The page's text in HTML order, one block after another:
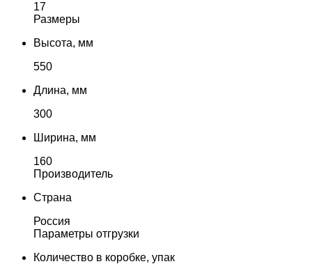
17
Размеры
Высота, мм
550
Длина, мм
300
Ширина, мм
160
Производитель
Страна
Россия
Параметры отгрузки
Количество в коробке, упак